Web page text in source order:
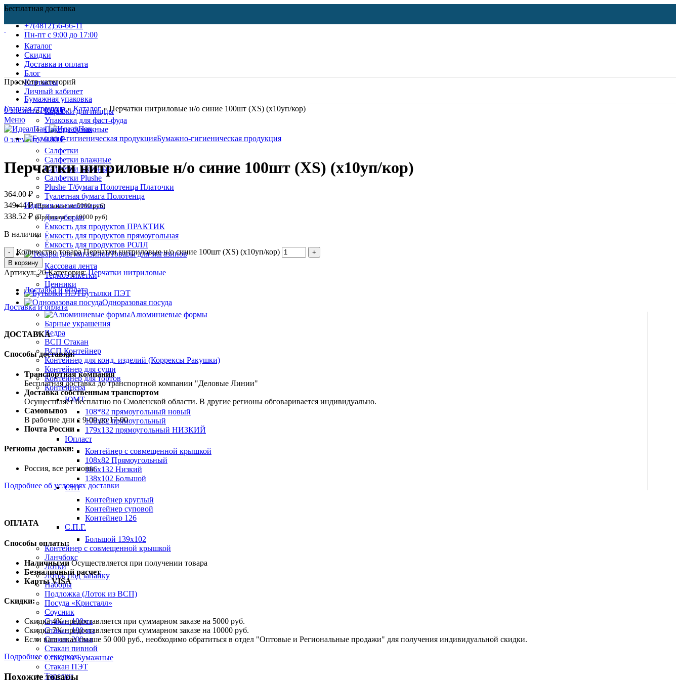
Бесплатная доставка
+7(4812)56-66-11
Пн-пт c 9:00 до 17:00
Каталог
Скидки
Доставка и оплата
Блог
Контакты
Личный кабинет
0элемент / 0.00₽
Меню
0 элемент / 0.00₽
Просмотр категорий
Бумажная упаковка
Коробки для пиццы
Упаковка для фаст-фуда
Пакеты бумажные
Бумажно-гигиеническая продукция
Салфетки
Салфетки влажные
Салфетки ажурные
Салфетки Plushe
Plushe Т/бумага Полотенца Платочки
Туалетная бумага Полотенца
Изделия из пластмассы
Для уборки
Ёмкость для продуктов ПРАКТИК
Ёмкость для продуктов прямоугольная
Ёмкость для продуктов РОЛЛ
Товары для магазинов
Кассовая лента
Термоэтикетки
Ценники
Бутылки ПЭТ
Одноразовая посуда
Алюминиевые формы
Барные украшения
Ведра
ВСП Стакан
ВСП Контейнер
Контейнер для конд. изделий (Коррексы Ракушки)
Контейнер для суши
Контейнер для тортов
Контейнера
ЮМТ
108*82 прямоугольный новый
108х82 прямоугольный
179х132 прямоугольный НИЗКИЙ
Юпласт
Контейнер с совмещенной крышкой
108х82 Прямоугольный
186х132 Низкий
138х102 Большой
СтП
Контейнер круглый
Контейнер суповой
Контейнер 126
С.П.Г.
Большой 139х102
Контейнер с совмещенной крышкой
Ланчбокс
Лотки
Лоток под запайку
Наборы
Подложка (Лоток из ВСП)
Посуда «Кристалл»
Соусник
Стакан 100мл
Стакан 180 мл
Стакан 200мл
Стакан пивной
Стаканы Бумажные
Стакан ПЭТ
Тарелки
Главная страница»Каталог»Перчатки нитриловые н/о синие 100шт (ХS) (х10уп/кор)
Нажмите, чтобы увеличить
Перчатки нитриловые н/о синие 100шт (ХS) (х10уп/кор)
364.00 ₽
349.44₽ (При заказе от 5000 руб)
338.52 ₽ (Призаказе от 10000 руб)
В наличии
Количество товара Перчатки нитриловые н/о синие 100шт (ХS) (х10уп/кор)
В корзину
Артикул:20 Категория:Перчатки нитриловые
Доставка и оплата
Доставка и оплата
ДОСТАВКА
Способы доставки:
Транспортная компания
Бесплатная доставка до транспортной компании "Деловые Линии"
Доставка собственным транспортом
Осуществляет бесплатно по Смоленской области. В другие регионы обговаривается индивидуально.
Самовывоз
В рабочие дни с 9-00 до 17-00
Почта России
Регионы доставки:
Россия, все регионы
Подробнее об условиях доставки
ОПЛАТА
Способы оплаты:
НаличнымиОсуществляется при получении товара
Безналичный расчет
Карты VISA
Скидки:
Скидка 4% предоставляется при суммарном заказе на 5000 руб.
Скидка 7% предоставляется при суммарном заказе на 10000 руб.
Если ваш заказ свыше 50 000 руб., необходимо обратиться в отдел "Оптовые и Региональные продажи" для получения индивидуальной скидки.
Подробнее о скидках
Похожие товары